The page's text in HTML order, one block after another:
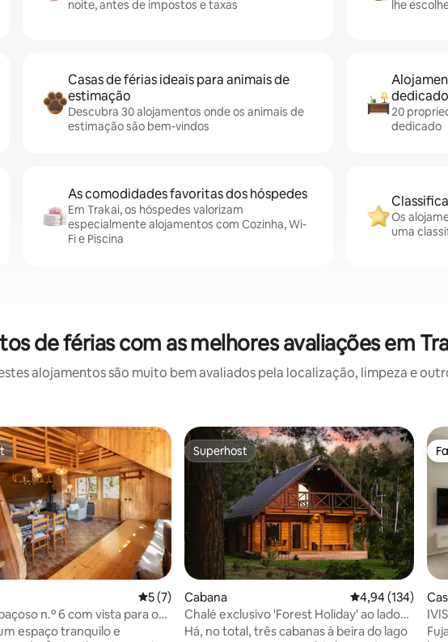
noite, antes de impostos e taxas
lhe
Casas de férias ideais para animais de
estimação
Descubra 30 alojamentos onde os animais de
estimação são bem-vindos
dedicado
20
dedicado
As comodidades favoritas dos hóspedes
Em Trakai, os hóspedes valorizam
especialmente alojamentos com Cozinha, Wi-
Fi e Piscina
Os
uma
de férias com as melhores avaliações em
alojamentos são muito bem avaliados pela localização, limpeza e
Classificação média de 5 em 5 estrelas, 7avaliações
5 (7)
n.º 6 com vista para o
Omespaço tranquilo e
Superhost
Superhost
Cabana Classificação
4,94 (134)
Chalé exclusivo 'Forest Holiday' ao lado
do lago
Há, no total, três cabanas à beira do lago